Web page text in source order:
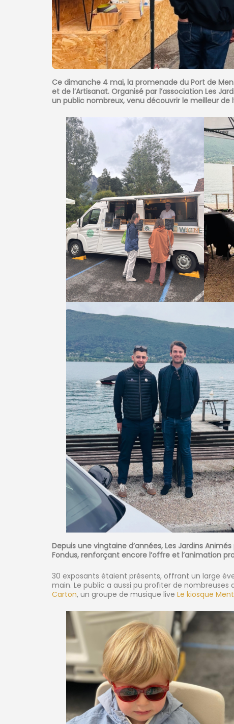
Ce dimanche 4 mai, la promenade du Port de
et de l’Artisanat. Organisé par l’association Les
un public nombreux, venu découvrir le meilleur
Depuis une vingtaine d’années, Les Jardins
Fondus, renforçant encore l’offre et l’animation
30 exposants étaient présents, offrant un large
main. Le public a aussi pu profiter de
Carton, un groupe de musique live Le kiosque